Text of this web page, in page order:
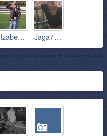
Izabe… Jaga7…